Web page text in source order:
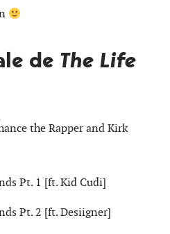
de The Life
the Rapper and Kirk
Pt. 1 [ft. Kid Cudi]
Pt. 2 [ft. Desiigner]